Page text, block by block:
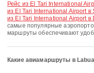
рейс из El Tari International
из El Tari International Airport
из El Tari International Airport
самые популярные
маршруты обеспечивают
Какие авиамаршруты в